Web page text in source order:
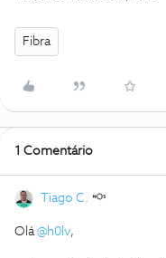
Fibra
1 Comentário
Tiago C.
Olá@h0lv,